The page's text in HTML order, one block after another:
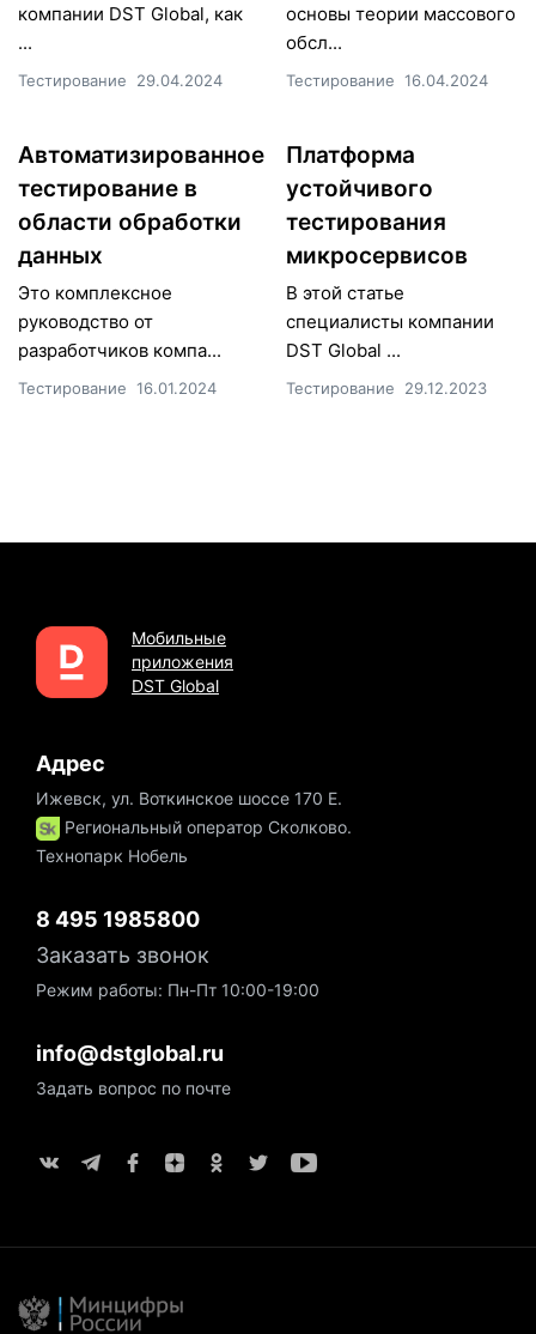
компании DST Global, как
...
Тестирование 29.04.2024
основы теории массового
обсл...
Тестирование 16.04.2024
Автоматизированное
тестирование в
области обработки
данных
Это комплексное
руководство от
разработчиков компа...
Тестирование 16.01.2024
Платформа
устойчивого
тестирования
микросервисов
В этой статье
специалисты компании
DST Global ...
Тестирование 29.12.2023
Мобильные
приложения
DST Global
Адрес
Ижевск, ул. Воткинское шоссе 170 Е.
Региональный оператор Сколково.
Технопарк Нобель
8 495 1985800
Заказать звонок
Режим работы: Пн-Пт 10:00-19:00
info@dstglobal.ru
Задать вопрос по почте